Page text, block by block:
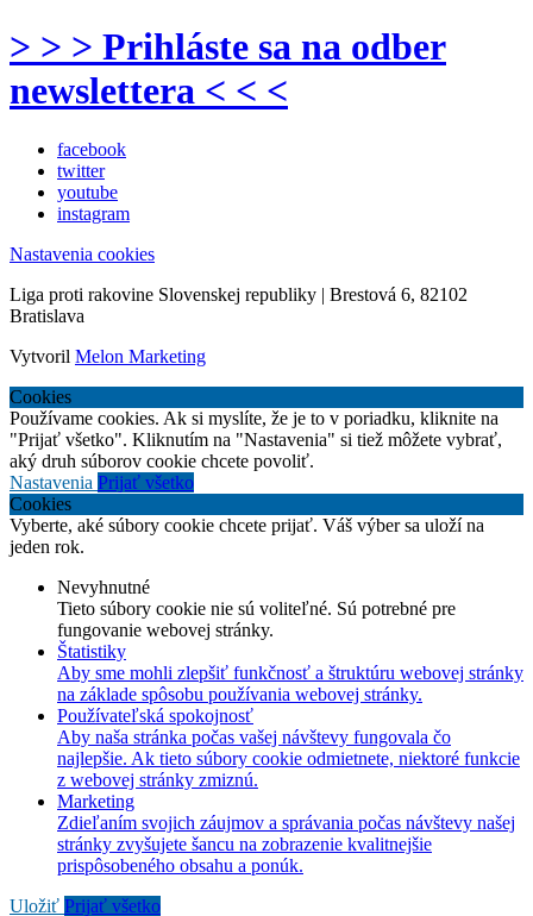
> > > Prihláste sa na odber
newslettera < < <
facebook
twitter
youtube
instagram
Nastavenia cookies
Liga proti rakovine Slovenskej republiky | Brestová 6, 82102
Bratislava
Vytvoril Melon Marketing
Cookies
Používame cookies. Ak si myslíte, že je to v poriadku, kliknite na
"Prijať všetko". Kliknutím na "Nastavenia" si tiež môžete vybrať,
aký druh súborov cookie chcete povoliť.
Nastavenia Prijať všetko
Cookies
Vyberte, aké súbory cookie chcete prijať. Váš výber sa uloží na
jeden rok.
Nevyhnutné
Tieto súbory cookie nie sú voliteľné. Sú potrebné pre
fungovanie webovej stránky.
Štatistiky
Aby sme mohli zlepšiť funkčnosť a štruktúru webovej stránky
na základe spôsobu používania webovej stránky.
Používateľská spokojnosť
Aby naša stránka počas vašej návštevy fungovala čo
najlepšie. Ak tieto súbory cookie odmietnete, niektoré funkcie
z webovej stránky zmiznú.
Marketing
Zdieľaním svojich záujmov a správania počas návštevy našej
stránky zvyšujete šancu na zobrazenie kvalitnejšie
prispôsobeného obsahu a ponúk.
Uložiť Prijať všetko